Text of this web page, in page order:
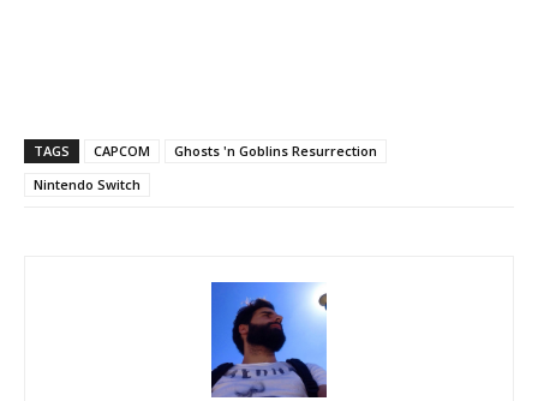
TAGS CAPCOM
Ghosts 'n Goblins Resurrection
Nintendo Switch